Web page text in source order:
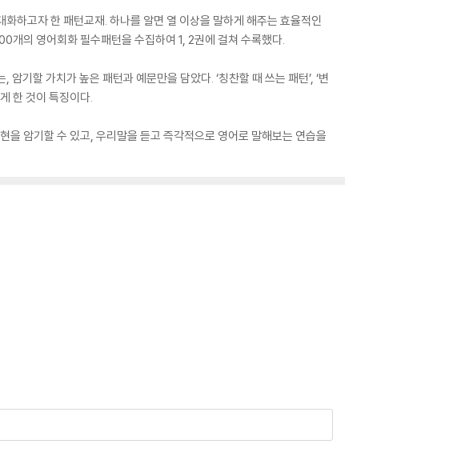
하고자 한 패턴교재. 하나를 알면 열 이상을 말하게 해주는 효율적인
개의 영어회화 필수패턴을 수집하여 1, 2권에 걸쳐 수록했다.
기할 가치가 높은 패턴과 예문만을 담았다. ‘칭찬할 때 쓰는 패턴’, ‘변
한 것이 특징이다.
암기할 수 있고, 우리말을 듣고 즉각적으로 영어로 말해보는 연습을